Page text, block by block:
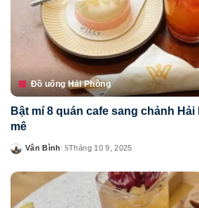
Đồ uống Hải Phòng
Bật mí 8 quán cafe sang chảnh
mê
Posted
Vân Bình Tháng 10 9, 2025